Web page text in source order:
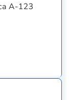
А-123